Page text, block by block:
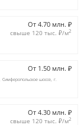
От 4.70 млн. ₽
свыше 120 тыс. ₽/м2
От 1.50 млн. ₽
Симферопольское шоссе г.
От 4.30 млн. ₽
свыше 120 тыс. ₽/м2